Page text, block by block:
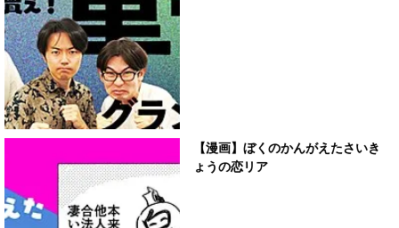
【漫画】ぼくのかんがえたさいき
ょうの恋リア